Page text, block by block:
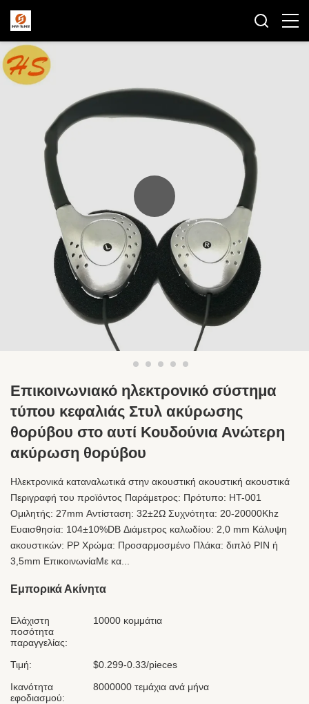
Επικοινωνιακό ηλεκτρονικό σύστημα
τύπου κεφαλιάς Στυλ ακύρωσης
θορύβου στο αυτί Κουδούνια Ανώτερη
ακύρωση θορύβου
Ηλεκτρονικά καταναλωτικά στην ακουστική ακουστική ακουστικά
Περιγραφή του προϊόντος Παράμετρος: Πρότυπο: HT-001
Ομιλητής: 27mm Αντίσταση: 32±2Ω Συχνότητα: 20-20000Khz
Ευαισθησία: 104±10%DB Διάμετρος καλωδίου: 2,0 mm Κάλυψη
ακουστικών: PP Χρώμα: Προσαρμοσμένο Πλάκα: διπλό PIN ή
3,5mm ΕπικοινωνίαΜε κα...
Εμπορικά Ακίνητα
Ελάχιστη
ποσότητα
παραγγελίας:
10000 κομμάτια
Τιμή:
$0.299-0.33/pieces
Ικανότητα
εφοδιασμού:
8000000 τεμάχια ανά μήνα